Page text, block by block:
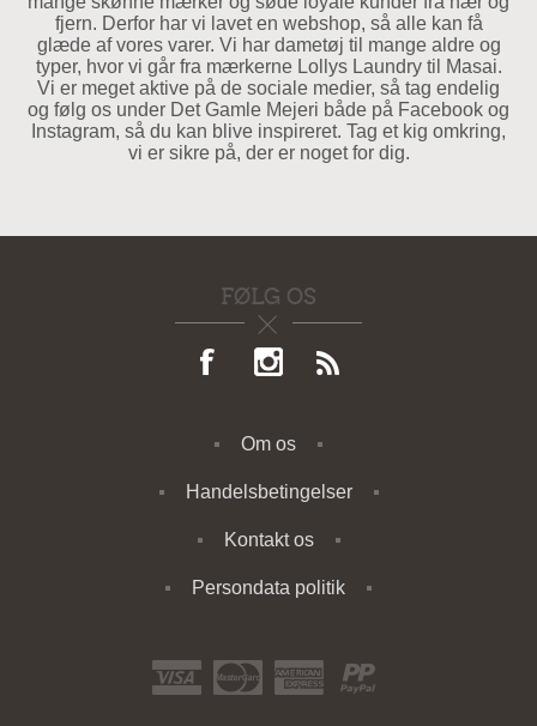
fjern. Derfor har vi lavet en webshop, så alle kan få
glæde af vores varer. Vi har dametøj til mange aldre og
typer, hvor vi går fra mærkerne Lollys Laundry til Masai.
Vi er meget aktive på de sociale medier, så tag endelig
og følg os under Det Gamle Mejeri både på Facebook og
Instagram, så du kan blive inspireret. Tag et kig omkring,
vi er sikre på, der er noget for dig.
FØLG OS
Om os
Handelsbetingelser
Kontakt os
Persondata politik